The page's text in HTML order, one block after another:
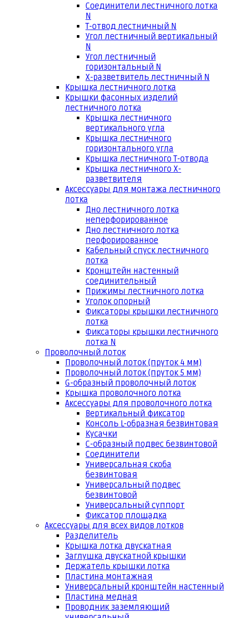
Соединители лестничного лотка
N
Т-отвод лестничный N
Угол лестничный вертикальный
N
Угол лестничный
горизонтальный N
Х-разветвитель лестничный N
Крышка лестничного лотка
Крышки фасонных изделий
лестничного лотка
Крышка лестничного
вертикального угла
Крышка лестничного
горизонтального угла
Крышка лестничного Т-отвода
Крышка лестничного Х-
разветвителя
Аксессуары для монтажа лестничного
лотка
Дно лестничного лотка
неперфорированное
Дно лестничного лотка
перфорированное
Кабельный спуск лестничного
лотка
Кронштейн настенный
соединительный
Прижимы лестничного лотка
Уголок опорный
Фиксаторы крышки лестничного
лотка
Фиксаторы крышки лестничного
лотка N
Проволочный лоток
Проволочный лоток (пруток 4 мм)
Проволочный лоток (пруток 5 мм)
G-образный проволочный лоток
Крышка проволочного лотка
Аксессуары для проволочного лотка
Вертикальный фиксатор
Консоль L-образная безвинтовая
Кусачки
С-образный подвес безвинтовой
Соединители
Универсальная скоба
безвинтовая
Универсальный подвес
безвинтовой
Универсальный суппорт
Фиксатор площадка
Аксессуары для всех видов лотков
Разделитель
Крышка лотка двускатная
Заглушка двускатной крышки
Держатель крышки лотка
Пластина монтажная
Универсальный кронштейн настенный
Пластина медная
Проводник заземляющий